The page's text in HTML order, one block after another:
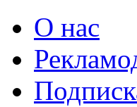
О нас